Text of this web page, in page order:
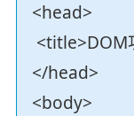
<head>
<title>DOM
</head>
<body>